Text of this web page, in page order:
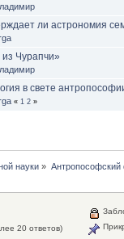
ли астрономия
Чурапчи»
в свете
« 1 2 »
науки »
20 ответов)